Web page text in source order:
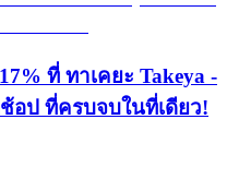
ที่ ทาเคยะ Takeya -
อป ที่ครบจบในที่เดียว!